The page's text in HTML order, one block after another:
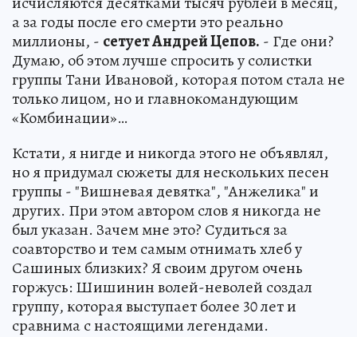
а за годы после его смерти это реально
миллионы, - сетует Андрей Цепов. - Где они?
Думаю, об этом лучше спросить у солистки
группы Тани Ивановой, которая потом стала не
только лицом, но и главнокомандующим
«Комбинации»…
Кстати, я нигде и никогда этого не объявлял,
но я придумал сюжеты для нескольких песен
группы - "Вишневая девятка", "Анжелика" и
других. При этом автором слов я никогда не
был указан. Зачем мне это? Судиться за
соавторство и тем самым отнимать хлеб у
Сашиных близких? Я своим другом очень
горжусь: Шишинин волей-неволей создал
группу, которая выступает более 30 лет и
сравнима с настоящими легендами.